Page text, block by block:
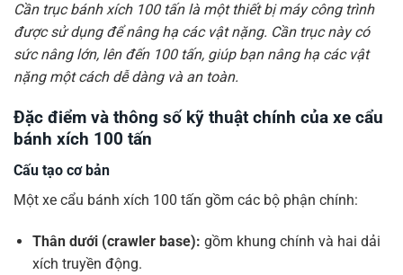
Cần trục bánh xích 100 tấn là một thiết bị máy công trình
được sử dụng để nâng hạ các vật nặng. Cần trục này có
sức nâng lớn, lên đến 100 tấn, giúp bạn nâng hạ các vật
nặng một cách dễ dàng và an toàn.
Đặc điểm và thông số kỹ thuật chính của xe cẩu
bánh xích 100 tấn
Cấu tạo cơ bản
Một xe cẩu bánh xích 100 tấn gồm các bộ phận chính:
Thân dưới (crawler base): gồm khung chính và hai dải
xích truyền động.